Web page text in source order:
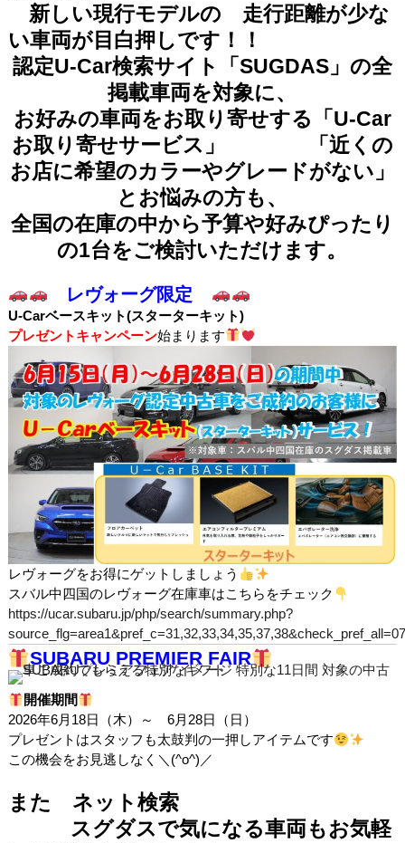
新しい現行モデルの 走行距離が少な
い車両が目白押しです！！
認定U-Car検索サイト「SUGDAS」の全
掲載車両を対象に、
お好みの車両をお取り寄せする「U-Car
お取り寄せサービス」
「近くの
お店に希望のカラーやグレードがない」
とお悩みの方も、
全国の在庫の中から予算や好みぴったり
の1台をご検討いただけます。
レヴォーグ限定
U‐Carベースキット(スターターキット)
プレゼントキャンペーン始まります
レヴォーグをお得にゲットしましょう
スバル中四国のレヴォーグ在庫車はこちらをチェック
https://ucar.subaru.jp/php/search/summary.php?
SUBARU PREMIER FAIR
開催期間
2026年6月18日（木）～ 6月28日（日）
プレゼントはスタッフも太鼓判の一押しアイテムです
この機会をお見逃しなく＼(^o^)／
また ネット検索
スグダスで気になる車両もお気軽